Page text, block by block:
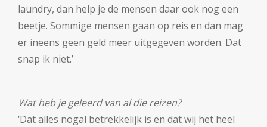
laundry, dan help je de mensen daar ook nog een
beetje. Sommige mensen gaan op reis en dan mag
er ineens geen geld meer uitgegeven worden. Dat
snap ik niet.’
Wat heb je geleerd van al die reizen?
‘Dat alles nogal betrekkelijk is en dat wij het heel